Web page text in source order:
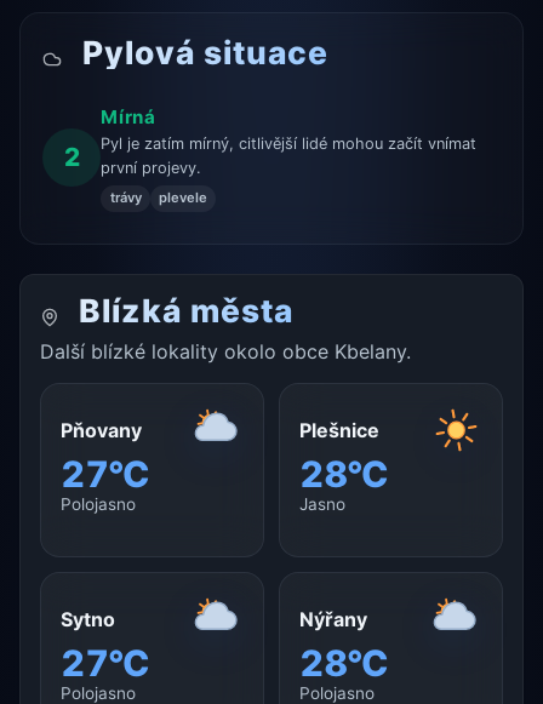
Pylová situace
2
Mírná
Pyl je zatím mírný, citlivější lidé mohou začít vnímat
první projevy.
trávy plevele
Blízká města
Další blízké lokality okolo obce Kbelany.
Pňovany
27°C
Polojasno
Plešnice
28°C
Jasno
Sytno
27°C
Polojasno
Nýřany
28°C
Polojasno